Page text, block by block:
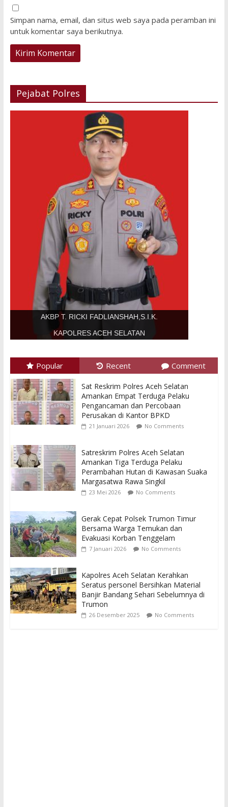
Simpan nama, email, dan situs web saya pada peramban ini
untuk komentar saya berikutnya.
Pejabat Polres
AKBP T. RICKI FADLIANSHAH,S.I.K.
KAPOLRES ACEH SELATAN
Popular Recent Comment
Sat Reskrim Polres Aceh Selatan
Amankan Empat Terduga Pelaku
Pengancaman dan Percobaan
Perusakan di Kantor BPKD
21 Januari 2026 No Comments
Satreskrim Polres Aceh Selatan
Amankan Tiga Terduga Pelaku
Perambahan Hutan di Kawasan Suaka
Margasatwa Rawa Singkil
23 Mei 2026 No Comments
Gerak Cepat Polsek Trumon Timur
Bersama Warga Temukan dan
Evakuasi Korban Tenggelam
7 Januari 2026 No Comments
Kapolres Aceh Selatan Kerahkan
Seratus personel Bersihkan Material
Banjir Bandang Sehari Sebelumnya di
Trumon
26 Desember 2025 No Comments